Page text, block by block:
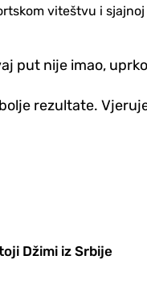
viteštvu i
put nije imao,
rezultate.
Džimi iz Srbije